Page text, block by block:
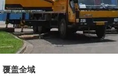
覆盖全域